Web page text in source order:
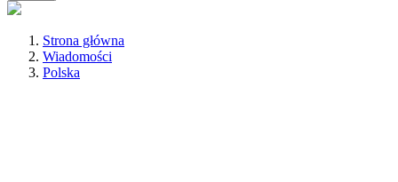
Strona główna
Wiadomości
Polska